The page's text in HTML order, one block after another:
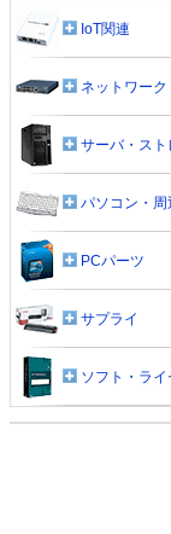
IoT関連
ネットワーク
サーバ・スト
パソコン・周
PCパーツ
サプライ
ソフト・ライ